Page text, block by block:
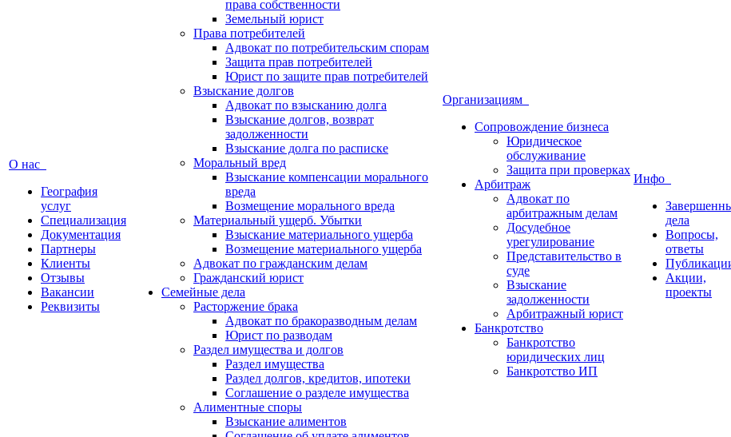
О нас
География
услуг
Специализация
Документация
Партнеры
Клиенты
Отзывы
Вакансии
Реквизиты
права собственности
Земельный юрист
Права потребителей
Адвокат по потребительским спорам
Защита прав потребителей
Юрист по защите прав потребителей
Взыскание долгов
Адвокат по взысканию долга
Взыскание долгов, возврат
задолженности
Взыскание долга по расписке
Моральный вред
Взыскание компенсации морального
вреда
Возмещение морального вреда
Материальный ущерб. Убытки
Взыскание материального ущерба
Возмещение материального ущерба
Адвокат по гражданским делам
Гражданский юрист
Семейные дела
Расторжение брака
Адвокат по бракоразводным делам
Юрист по разводам
Раздел имущества и долгов
Раздел имущества
Раздел долгов, кредитов, ипотеки
Соглашение о разделе имущества
Алиментные споры
Взыскание алиментов
Организациям
Сопровождение бизнеса
Юридическое
обслуживание
Защита при проверках
Арбитраж
Адвокат по
арбитражным делам
Досудебное
урегулирование
Представительство в
суде
Взыскание
задолженности
Арбитражный юрист
Банкротство
Банкротство
юридических лиц
Банкротство ИП
Инфо
дела
Вопросы,
ответы
Акции,
проекты